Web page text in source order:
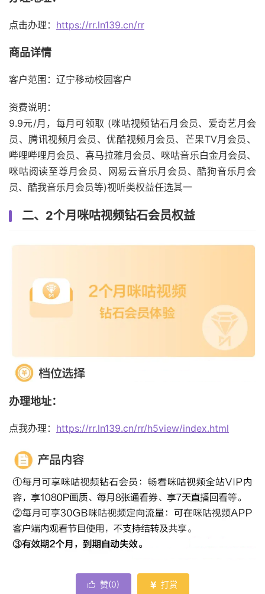
点击办理： https://rr.ln139.cn/rr
商品详情
客户范围：辽宁移动校园客户
资费说明：
9.9元/月，每月可领取 (咪咕视频钻石月会员、爱奇艺月会
员、腾讯视频月会员、优酷视频月会员、芒果TV月会员、
哔哩哔哩月会员、喜马拉雅月会员、咪咕音乐白金月会员、
咪咕阅读至尊月会员、网易云音乐月会员、酷狗音乐月会
员、酷我音乐月会员等)视听类权益任选其一
二、2个月咪咕视频钻石会员权益
办理地址：
点我办理： https://rr.ln139.cn/rr/h5view/index.html
 赞(0)  打赏